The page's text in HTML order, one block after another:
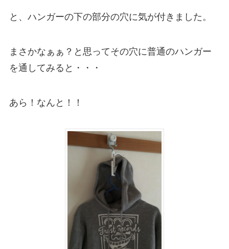
と、ハンガーの下の部分の穴に気が付きました。
まさかなぁぁ？と思ってその穴に普通のハンガー
を通してみると・・・
あら！なんと！！